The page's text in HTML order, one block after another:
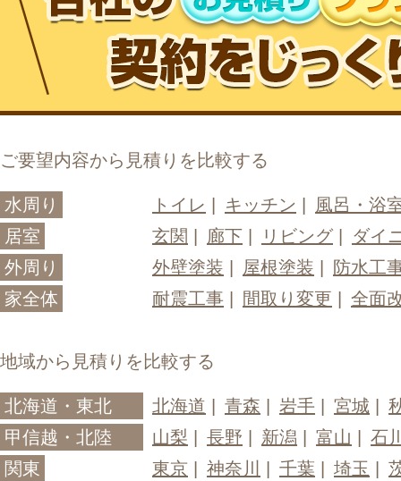
ご要望内容から見積りを比較する
水周り トイレ キッチン
風呂・浴
居室
玄関 廊下 リビング
ダイ
外周り
外壁塗装 屋根塗装
防水工
家全体
耐震工事 間取り変更 全面
地域から見積りを比較する
北海道・東北 北海道 青森 岩手 宮城
甲信越・北陸
山梨 長野 新潟 富山
石
関東
東京 神奈川 千葉 埼玉